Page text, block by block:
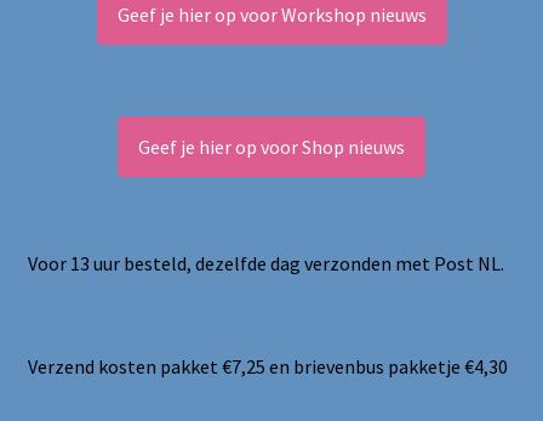
Geef je hier op voor Workshop nieuws
Geef je hier op voor Shop nieuws
Voor 13 uur besteld, dezelfde dag verzonden met Post NL.
Verzend kosten pakket €7,25 en brievenbus pakketje €4,30